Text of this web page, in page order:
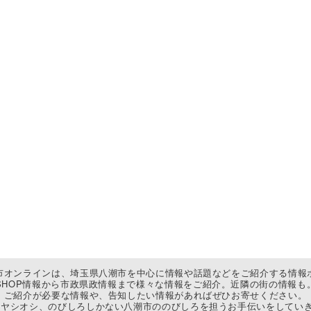
オンラインは、埼玉県八潮市を中心に情報や話題などをご紹介する情報
情報から市政県政情報まで様々な情報をご紹介。近隣の街の情報も。
ご紹介が必要な情報や、告知したい情報があればぜひお寄せください。
シオシ、のびしろしかない八潮市ののびしろを担うお手伝いをしてい